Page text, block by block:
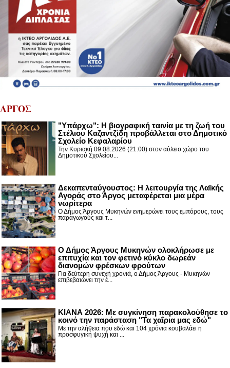
ΑΡΓΟΣ
"Υπάρχω": Η βιογραφική ταινία με τη ζωή του
Στέλιου Καζαντζίδη προβάλλεται στο Δημοτικό
Σχολείο Κεφαλαρίου
Την Κυριακή 09.08.2026 (21:00) στον αύλειο χώρο του
Δημοτικού Σχολείου...
Δεκαπενταύγουστος: H λειτουργία της Λαϊκής
Αγοράς στο Άργος μεταφέρεται μια μέρα
νωρίτερα
Ο Δήμος Άργους Μυκηνών ενημερώνει τους εμπόρους, τους
παραγωγούς και τ...
Ο Δήμος Άργους Μυκηνών ολοκλήρωσε με
επιτυχία και τον φετινό κύκλο δωρεάν
διανομών φρέσκων φρούτων
Για δεύτερη συνεχή χρονιά, ο Δήμος Άργους - Μυκηνών
επιβεβαιώνει την έ...
ΚΙΑΝΑ 2026: Με συγκίνηση παρακολούθησε το
κοινό την παράσταση "Τα χαΐρια μας εδώ"
Με την αλήθεια που εδώ και 104 χρόνια κουβαλάει η
προσφυγική ψυχή και ...